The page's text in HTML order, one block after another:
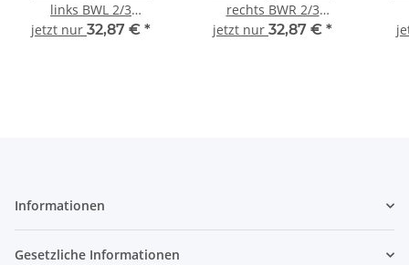
links BWL 2/3
Bettungsgleis RocoLine
jetzt nur 32,87 € *
rechts BWR 2/3
Bettungsgleis RocoLine
jetzt nur 32,87 € *
Informationen
Gesetzliche Informationen